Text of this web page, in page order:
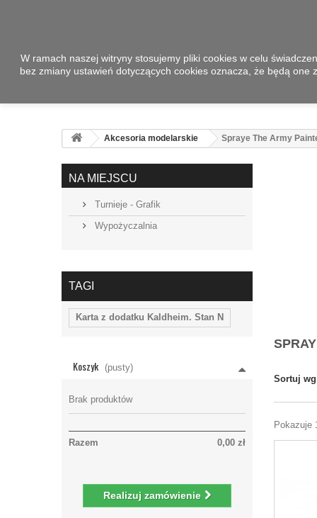
Akcesoria modelarskie Spraye The Army
NA MIEJSCU
Turnieje - Grafik
Wypożyczalnia
TAGI
Karta z dodatku Kaldheim. Stan N
Koszyk (pusty)
Brak produktów
0,00 zł
Razem
Realizuj zamówienie
Sortuj wg
Pokazuje
W ramach naszej witryny stosujemy pliki cookies w celu
bez zmiany ustawień dotyczących cookies oznacza, że będą